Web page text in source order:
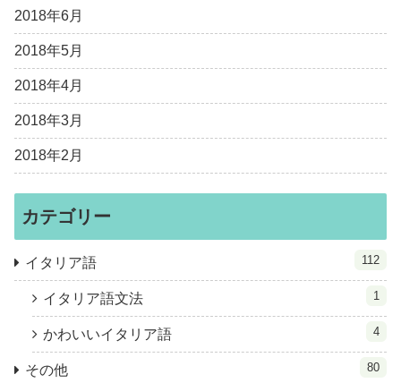
2018年6月
2018年5月
2018年4月
2018年3月
2018年2月
カテゴリー
イタリア語 112
イタリア語文法 1
かわいいイタリア語 4
その他 80